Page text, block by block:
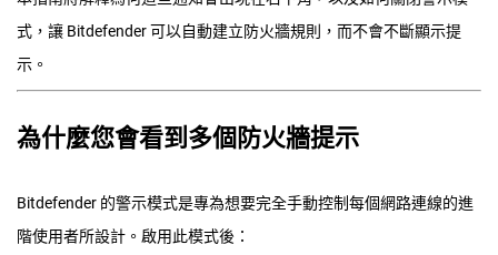
式，讓 Bitdefender 可以自動建立防火牆規則，而不會不斷顯示提
示。
為什麼您會看到多個防火牆提示
Bitdefender 的警示模式是專為想要完全手動控制每個網路連線的進
階使用者所設計。啟用此模式後：